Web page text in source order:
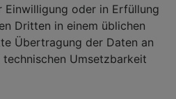
Einwilligung oder in Erfüllung
Dritten in einem üblichen
Übertragung der Daten an
Umsetzbarkeit